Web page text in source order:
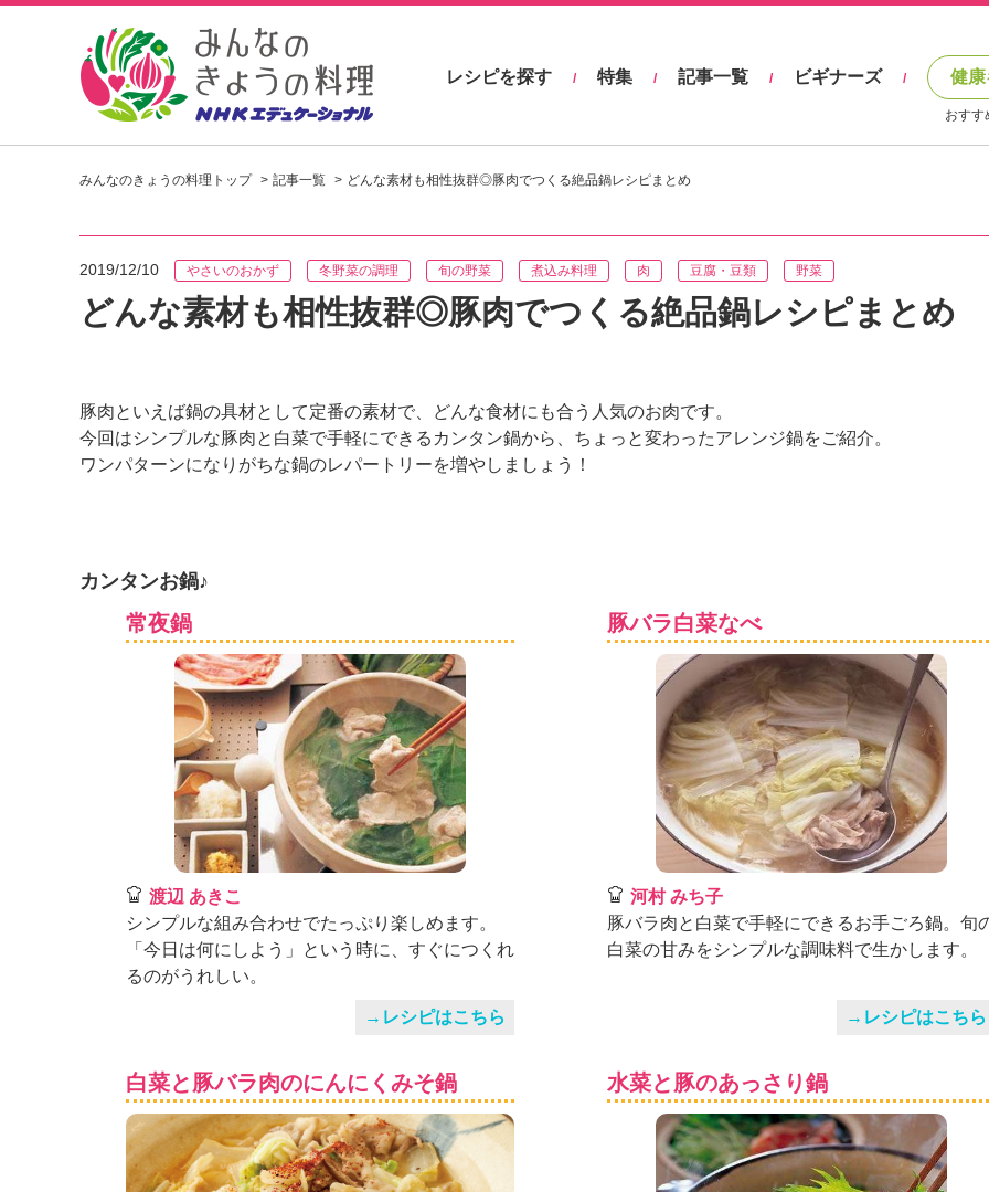
し
ピ
を
見
う
。
N
シ
ョ
ル
「
み
ん
な
の
き
ょ
の
料
レシピを探す / 特集 / 記事一覧 / ビギナーズ / 健
おすす
みんなのきょうの料理トップ 記事一覧 どんな素材も相性抜群◎豚肉でつくる絶品鍋レシピまとめ
2019/12/10 やさいのおかず 冬野菜の調理 旬の野菜 煮込み料理 肉 豆腐・豆類 野菜
どんな素材も相性抜群◎豚肉でつくる絶品鍋レシピまとめ
豚肉といえば鍋の具材として定番の素材で、どんな食材にも合う人気のお肉です。
今回はシンプルな豚肉と白菜で手軽にできるカンタン鍋から、ちょっと変わったアレンジ鍋をご紹介。
ワンパターンになりがちな鍋のレパートリーを増やしましょう！
カンタンお鍋♪
常夜鍋
渡辺 あきこ
シンプルな組み合わせでたっぷり楽しめます。
「今日は何にしよう」という時に、すぐにつくれ
るのがうれしい。
→レシピはこちら
豚バラ白菜なべ
河村 みち子
豚バラ肉と白菜で手軽にできるお手ごろ鍋。旬
白菜の甘みをシンプルな調味料で生かします。
→レシピはこちら
白菜と豚バラ肉のにんにくみそ鍋 水菜と豚のあっさり鍋